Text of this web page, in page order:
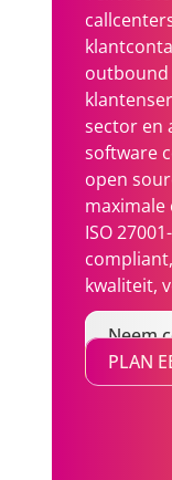
sector en
software
open
maximale
ISO
kwaliteit,
Neem
PLAN